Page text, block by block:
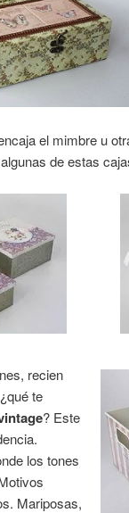
el mimbre u
de estas
recien
te
? Este
los tones
Mariposas,